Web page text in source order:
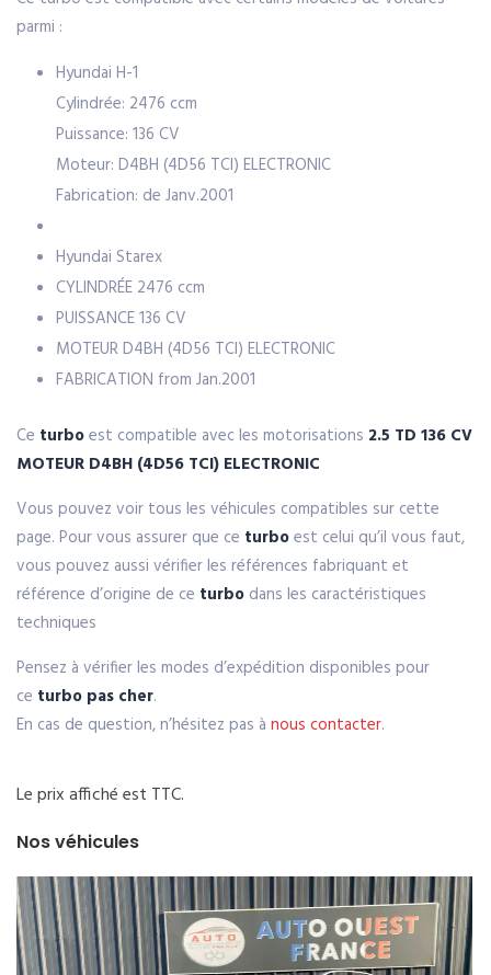
parmi :
Hyundai H-1
Cylindrée: 2476 ccm
Puissance: 136 CV
Moteur: D4BH (4D56 TCI) ELECTRONIC
Fabrication: de Janv.2001
Hyundai Starex
CYLINDRÉE 2476 ccm
PUISSANCE136 CV
MOTEURD4BH (4D56 TCI) ELECTRONIC
FABRICATION from Jan.2001
Ce turboest compatible avec les motorisations 2.5 TD 136 CV
MOTEUR D4BH (4D56 TCI) ELECTRONIC
Vous pouvez voir tous les véhicules compatibles sur cette
page. Pour vous assurer que ce turboest celui qu’il vous faut,
vous pouvez aussi vérifier les références fabriquant et
référence d’origine de ce turbo dans les caractéristiques
techniques
Pensez à vérifier les modes d’expédition disponibles pour
ce turbo pas cher.
En cas de question, n’hésitez pas à nous contacter.
Le prix affiché est TTC.
Nos véhicules